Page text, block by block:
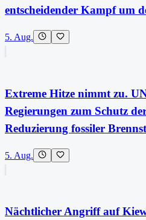
entscheidender Kampf um
5. Aug.
Extreme Hitze nimmt zu.
Regierungen zum Schutz
Reduzierung fossiler
5. Aug.
Nächtlicher Angriff auf